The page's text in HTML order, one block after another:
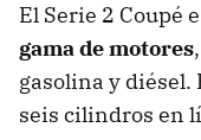
El Serie 2 Coupé
gama de motores
gasolina y diésel.
seis cilindros en